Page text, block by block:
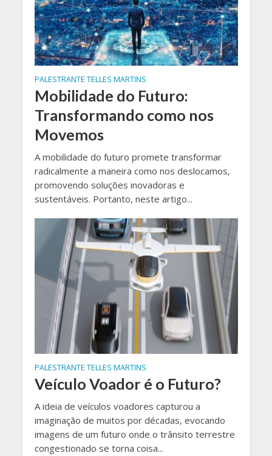
PALESTRANTE TELLES MARTINS
Mobilidade do Futuro:
Transformando como nos
Movemos
A mobilidade do futuro promete transformar
radicalmente a maneira como nos deslocamos,
promovendo soluções inovadoras e
sustentáveis. Portanto, neste artigo...
PALESTRANTE TELLES MARTINS
Veículo Voador é o Futuro?
A ideia de veículos voadores capturou a
imaginação de muitos por décadas, evocando
imagens de um futuro onde o trânsito terrestre
congestionado se torna coisa...